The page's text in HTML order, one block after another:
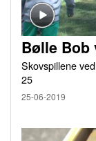
Bølle Bob
Skovspillene
25
25-06-2019